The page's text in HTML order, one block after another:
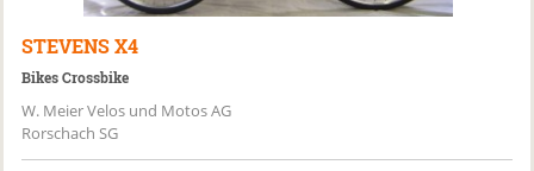
STEVENS X4
Bikes Crossbike
W. Meier Velos und Motos AG
Rorschach SG